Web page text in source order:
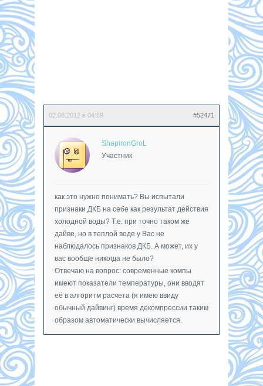
02.08.2012 в 04:59 #52471
ShapironGroL
Участник
как это нужно понимать? Вы испытали
признаки ДКБ на себе как результат действия
холодной воды? Т.е. при точно таком же
дайве, но в теплой воде у Вас не
наблюдалось признаков ДКБ. А может, их у
вас вообще никогда не было?
Отвечаю на вопрос: современные компы
имеют показатели температуры, они вводят
её в алгоритм расчета (я имею ввиду
обычный дайвинг) время декомпрессии таким
образом автоматически вычисляется.